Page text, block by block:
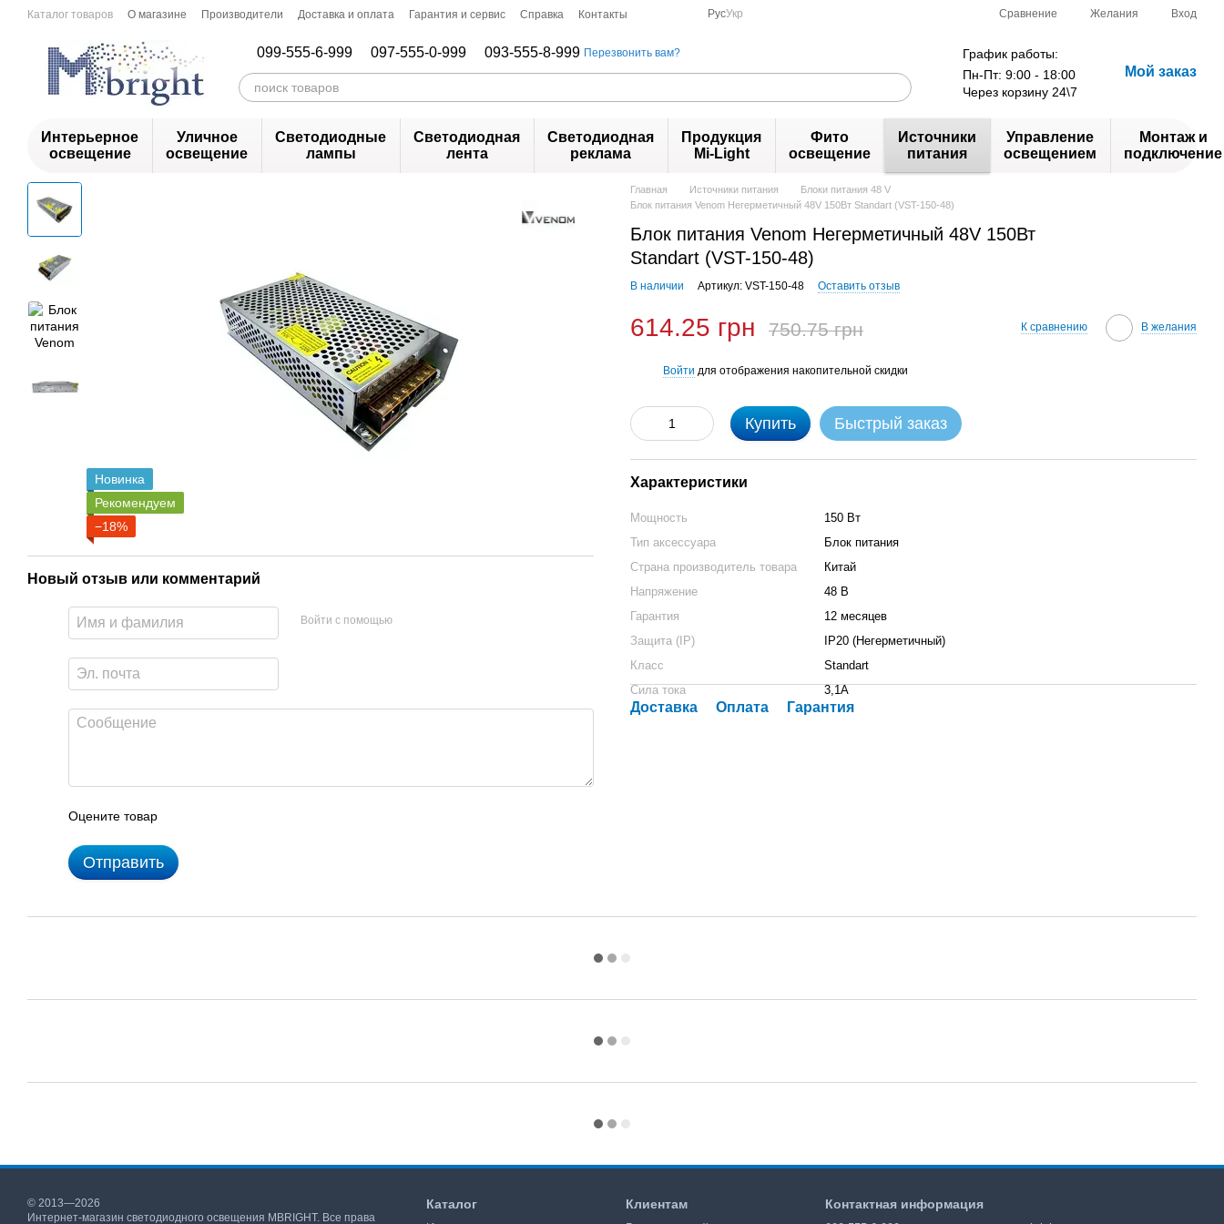
Перейти к основному контенту
Каталог товаров О магазине Производители Доставка и оплата Гарантия и сервис Справка Контакты РусУкр Сравнение Желания Вход
099-555-6-999 097-555-0-999 093-555-8-999 Перезвонить вам?
График работы:
Пн-Пт: 9:00 - 18:00
Через корзину 24\7
Мой заказ
Интерьерное
освещение
Уличное
освещение
Светодиодные
лампы
Светодиодная
лента
Светодиодная
реклама
Продукция
Mi-Light
Фито
освещение
Источники
питания
Управление
освещением
Монтаж и
подключение
Новинка
Рекомендуем
−18%
Новый отзыв или комментарий
Войти с помощью
Оцените товар
Отправить
Главная Источники питания
Блоки питания 48 V
Блок питания Venom Негерметичный 48V 150Вт Standart (VST-150-48)
Блок питания Venom Негерметичный 48V 150Вт
Standart (VST-150-48)
В наличии Артикул: VST-150-48 Оставить отзыв
614.25 грн 750.75 грн К сравнению В желания
Войти для отображения накопительной скидки
Купить Быстрый заказ
Характеристики
Мощность
150 Вт
Тип аксессуара
Блок питания
Страна производитель товара
Китай
Напряжение
48 В
Гарантия
12 месяцев
Защита (IP)
IP20 (Негерметичный)
Класс
Standart
Сила тока
3,1A
Доставка Оплата Гарантия
© 2013—2026
Интернет-магазин светодиодного освещения MBRIGHT. Все права
Каталог Клиентам Контактная информация